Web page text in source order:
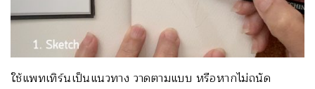
ใช้แพทเทิร์นเป็นแนวทาง วาดตามแบบ หรือหากไม่ถนัด